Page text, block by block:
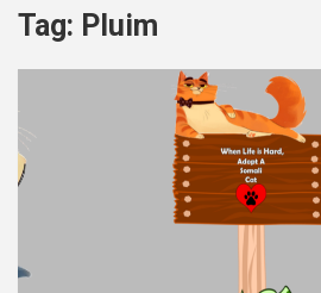
Tag: Pluim